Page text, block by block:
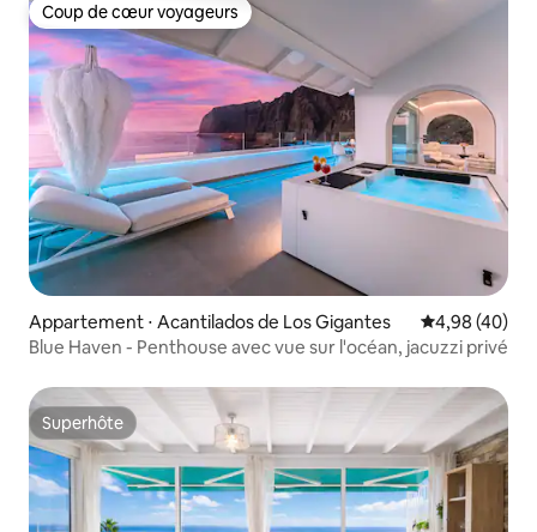
Coup de cœur voyageurs
Coup de cœur voyageurs
Appartement ⋅ Acantilados de Los Gigantes Évaluation
4,98 (40)
Blue Haven - Penthouse avec vue sur l'océan, jacuzzi privé
Superhôte
Superhôte